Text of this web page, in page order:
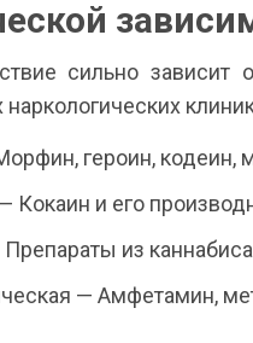
сильно зависит
героин, кодеин,
Кокаин и его
из каннабиса
— Амфетамин,